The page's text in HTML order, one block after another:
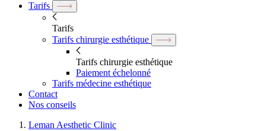
Tarifs
Tarifs
Tarifs chirurgie esthétique
Tarifs chirurgie esthétique
Paiement échelonné
Tarifs médecine esthétique
Contact
Nos conseils
Leman Aesthetic Clinic